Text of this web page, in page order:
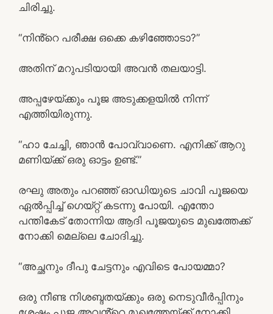
ചിരിച്ചു.
“നിൻ്റെ പരീക്ഷ ഒക്കെ കഴിഞ്ഞോടാ?”
അതിന് മറുപടിയായി അവൻ തലയാട്ടി.
അപ്പഴേയ്ക്കും പൂജ അടുക്കളയിൽ നിന്ന്
എത്തിയിരുന്നു.
“ഹാ ചേച്ചി, ഞാൻ പോവ്വാണെ. എനിക്ക് ആറു
മണിയ്ക്ക് ഒരു ഓട്ടം ഉണ്ട്.”
രഘു അതും പറഞ്ഞ് ഓഡിയുടെ ചാവി പൂജയെ
ഏൽപ്പിച്ച് ഗെയ്റ്റ് കടന്നു പോയി. എന്തോ
പന്തികേട് തോന്നിയ ആദി പൂജയുടെ മുഖത്തേക്ക്
നോക്കി മെല്ലെ ചോദിച്ചു.
“അച്ഛനും ദീപു ചേട്ടനും എവിടെ പോയമ്മാ?
ഒരു നീണ്ട നിശബ്ദതയ്ക്കും ഒരു നെടുവീർപ്പിനും